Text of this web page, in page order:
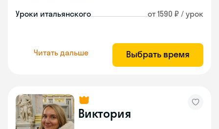
Уроки итальянского от 1590 ₽ / урок
Читать дальше Выбрать время
Виктория